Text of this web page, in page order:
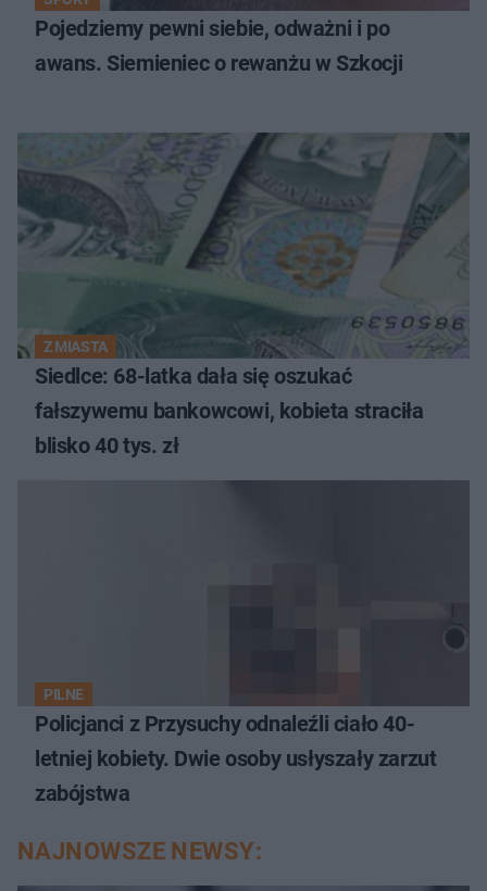
Pojedziemy pewni siebie, odważni i po
awans. Siemieniec o rewanżu w Szkocji
Z MIASTA
Siedlce: 68-latka dała się oszukać
fałszywemu bankowcowi, kobieta straciła
blisko 40 tys. zł
PILNE
Policjanci z Przysuchy odnaleźli ciało 40-
letniej kobiety. Dwie osoby usłyszały zarzut
zabójstwa
NAJNOWSZE NEWSY: